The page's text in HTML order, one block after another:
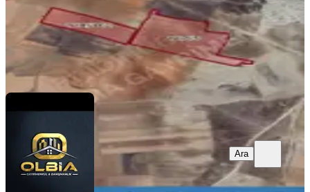
Olbia GayrimenkulNejla Uzun
Ara
Ara